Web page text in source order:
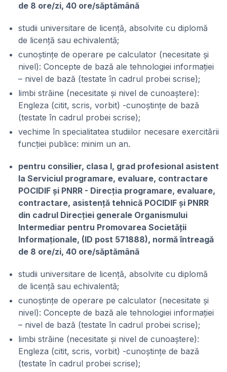
de 8 ore/zi, 40 ore/săptămână
studii universitare de licență, absolvite cu diplomă
de licență sau echivalentă;
cunoștințe de operare pe calculator (necesitate și
nivel): Concepte de bază ale tehnologiei informației
– nivel de bază (testate în cadrul probei scrise);
limbi străine (necesitate și nivel de cunoaștere):
Engleza (citit, scris, vorbit) -cunoștințe de bază
(testate în cadrul probei scrise);
vechime în specialitatea studiilor necesare exercitării
funcției publice: minim un an.
pentru consilier, clasa I, grad profesional asistent
la Serviciul programare, evaluare, contractare
POCIDIF și PNRR - Direcția programare, evaluare,
contractare, asistență tehnică POCIDIF și PNRR
din cadrul Direcției generale Organismului
Intermediar pentru Promovarea Societății
Informaționale, (ID post 571888), normă întreagă
de 8 ore/zi, 40 ore/săptămână
studii universitare de licență, absolvite cu diplomă
de licență sau echivalentă;
cunoștințe de operare pe calculator (necesitate și
nivel): Concepte de bază ale tehnologiei informației
– nivel de bază (testate în cadrul probei scrise);
limbi străine (necesitate și nivel de cunoaștere):
Engleza (citit, scris, vorbit) -cunoștințe de bază
(testate în cadrul probei scrise);